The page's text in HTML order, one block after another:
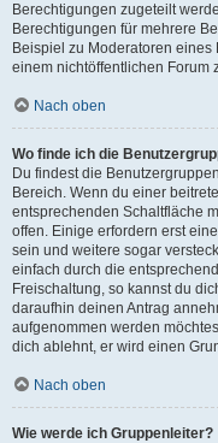
Berechtigungen zugeteilt
Berechtigungen für mehrere
Beispiel zu Moderatoren
einem nichtöffentlichen Forum
Nach oben
Wo finde ich die
Du findest die
Bereich. Wenn du einer
entsprechenden Schaltfläche
offen. Einige erfordern erst
sein und weitere sogar
einfach durch die
Freischaltung, so kannst du
daraufhin deinen Antrag
aufgenommen werden
dich ablehnt, er wird einen
Nach oben
Wie werde ich Gruppenleiter?